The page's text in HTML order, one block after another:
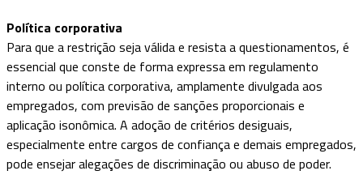
Política corporativa
Para que a restrição seja válida e resista a questionamentos, é
essencial que conste de forma expressa em regulamento
interno ou política corporativa, amplamente divulgada aos
empregados, com previsão de sanções proporcionais e
aplicação isonômica. A adoção de critérios desiguais,
especialmente entre cargos de confiança e demais empregados,
pode ensejar alegações de discriminação ou abuso de poder.